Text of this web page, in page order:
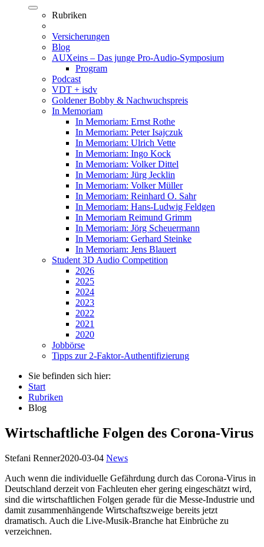
Rubriken
Versicherungen
Blog
AUXeins – Das junge Pro-Audio-Symposium
Program
Podcast
VDT + isdv
Goldener Bobby & Nachwuchspreis
In Memoriam
In Memoriam: Ernst Rothe
In Memoriam: Peter Isajczuk
In Memoriam: Ulrich Vette
In Memoriam: Ingo Kock
In Memoriam: Volker Dittel
In Memoriam: Jürg Jecklin
In Memoriam: Volker Müller
In Memoriam: Reinhard O. Sahr
In Memoriam: Hans-Ludwig Feldgen
In Memoriam Reimund Grimm
In Memoriam: Jörg Scheuermann
In Memoriam: Gerhard Steinke
In Memoriam: Jens Blauert
Student 3D Audio Competition
2026
2025
2024
2023
2022
2021
2020
Jobbörse
Tipps zur 2-Faktor-Authentifizierung
Sie befinden sich hier:
Start
Rubriken
Blog
Wirtschaftliche Folgen des Corona-Virus
Stefani Renner2020-03-04 News
Auch wenn die individuelle Gefährdung durch das Corona-Virus in
Deutschland derzeit von Fachleuten eher gering eingeschätzt wird,
sind die wirtschaftlichen Folgen gerade für die Messe-Industrie und
damit zusammenhängende Wirtschaftszweige bereits jetzt
dramatisch. Auch die Live-Musik-Branche hat Einbrüche zu
verzeichnen.